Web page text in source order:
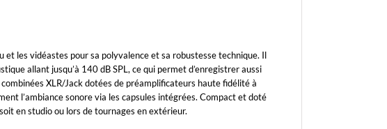
les vidéastes pour sa polyvalence et sa robustesse technique. Il
allant jusqu’à 140 dB SPL, ce qui permet d’enregistrer aussi
XLR/Jack dotées de préamplificateurs haute fidélité à
l’ambiance sonore via les capsules intégrées. Compact et doté
en studio ou lors de tournages en extérieur.